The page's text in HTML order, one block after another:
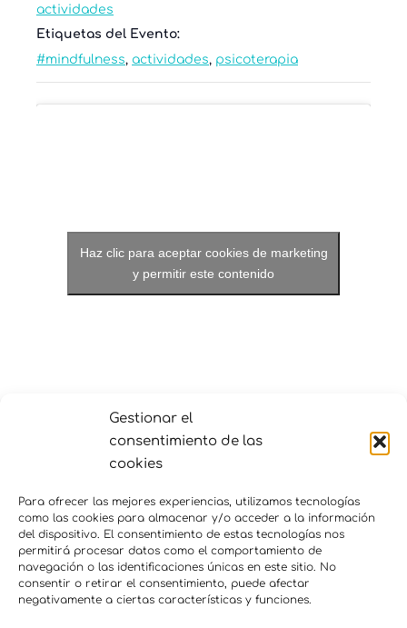
Gestionar el
consentimiento de las
cookies
Para ofrecer las mejores experiencias, utilizamos tecnologías
como las cookies para almacenar y/o acceder a la información
del dispositivo. El consentimiento de estas tecnologías nos
permitirá procesar datos como el comportamiento de
navegación o las identificaciones únicas en este sitio. No
consentir o retirar el consentimiento, puede afectar
negativamente a ciertas características y funciones.
actividades
Etiquetas del Evento:
#mindfulness, actividades, psicoterapia
Av. Corona de Aragón 41
Puerto de Sagunto, Valencia 465200 España +
Google Map
Haz clic para aceptar cookies de marketing
y permitir este contenido
Test taller de
Consciencia corporal – 8